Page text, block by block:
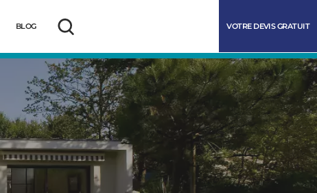
BLOG
Rechercher
VOTRE DEVIS GRATUIT